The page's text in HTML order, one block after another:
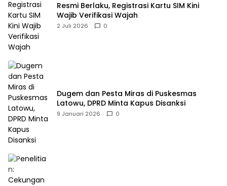
Resmi Berlaku, Registrasi Kartu SIM Kini
Wajib Verifikasi Wajah
2 Juli 2026 0
Dugem dan Pesta Miras di Puskesmas
Latowu, DPRD Minta Kapus Disanksi
9 Januari 2026 0